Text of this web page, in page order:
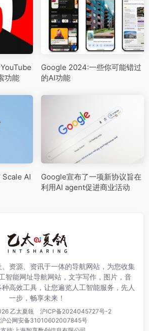
功能
Google 2024:一些你可能错过
的AI功能
Scale AI
Google宣布了一项新协议旨在
利用AI agent促进商业活动
资源、资讯于一体的导航网站，为您收集
智能网址导航网站，文字写作，图片，音
高效工具，让您遍览人工智能服务，先人
一步，畅享未来！
乙太夏瓴
沪ICP备2024045727号-2
沪公网安备31010602007845号